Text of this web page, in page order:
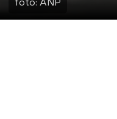
foto: ANP